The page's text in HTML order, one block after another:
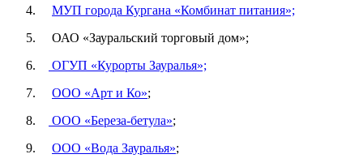
4.
МУП города Кургана «Комбинат питания»;
5.
ОАО «Зауральский торговый дом»;
6.
ОГУП «Курорты Зауралья»;
7.
ООО «Арт и Ко»;
8.
ООО «Береза-бетула»;
9.
ООО «Вода Зауралья»;